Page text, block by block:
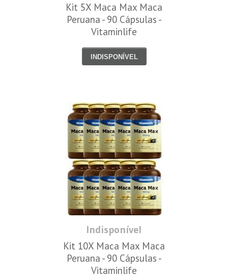
Kit 5X Maca Max Maca
Peruana - 90 Cápsulas -
Vitaminlife
INDISPONÍVEL
Indisponível
Kit 10X Maca Max Maca
Peruana - 90 Cápsulas -
Vitaminlife